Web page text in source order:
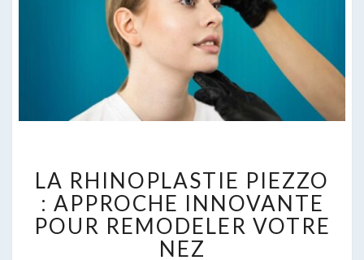
RHINOPLASTIE
PIEZZO
:
APPROCHE
INNOVANTE
LA RHINOPLASTIE PIEZZO
: APPROCHE INNOVANTE
POUR REMODELER VOTRE
NEZ